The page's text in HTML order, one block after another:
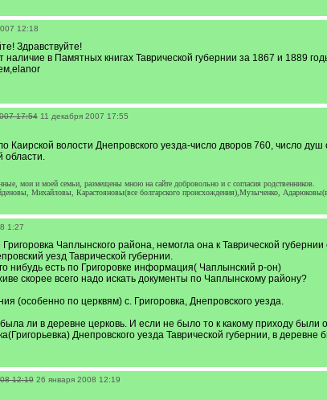
12:18
Здравствуйте!
наличие в Памятных книгах Таврической губернии за 1867 и 1889
17:54 11 декабря 2007 17:55
Каирской волости Днепровского уезда-число дворов 760, число
области.
мои и моей семьи, размещены мною на сайте добровольно и с согласия родственников.
Михайловы, Карастояновы(все болгарского происхождения),Музыченко,
1:27
Чаплынского района, немогла она к Таврической губернии
уезд Таврической губернии.
нибудь есть по Григоровке информация( Чаплынский р-он)
скорее всего надо искать документы по Чаплынскому району?
(особенно по церквям) с. Григоровка, Днепровского уезда.
была ли в деревне церковь. И если не было то к какому приходу были
Днепровского уезда Таврической губернии, в
12:19 26 января 2008 12:19